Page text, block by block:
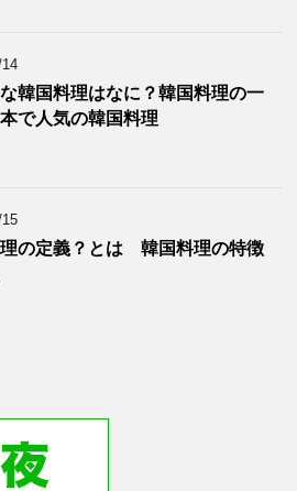
韓国料理はなに？韓国料理の一
で人気の韓国料理
の定義？とは 韓国料理の特徴